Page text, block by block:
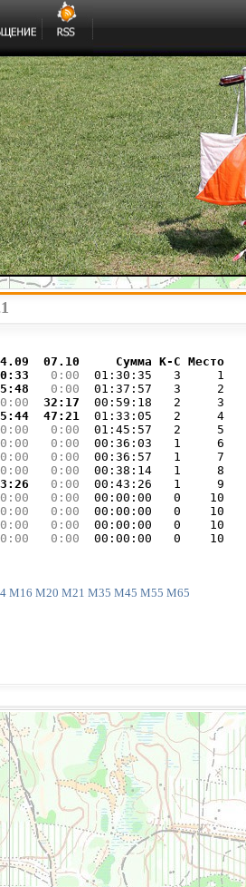
07.10
   Сумма К-С Место
  0:00
01:30:35   3     1
  0:00
01:37:57   3     2
32:17
00:59:18   2     3
47:21
01:33:05   2     4
  0:00
01:45:57   2     5
  0:00
00:36:03   1     6
  0:00
00:36:57   1     7
  0:00
00:38:14   1     8
  0:00
00:43:26   1     9
  0:00
00:00:00   0    10
  0:00
00:00:00   0    10
  0:00
00:00:00   0    10
  0:00
00:00:00   0    10
М16 М20 М21 М35 М45 М55 М65